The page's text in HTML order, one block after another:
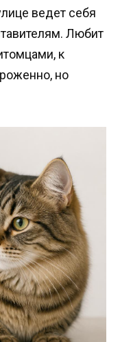
ведет себя
Любит
к
но